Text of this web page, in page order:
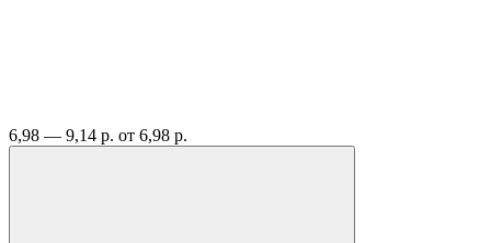
6,98 — 9,14 р. от 6,98 р.